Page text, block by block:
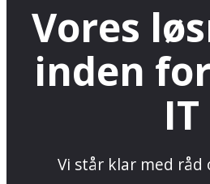
Vores
inden
IT
Vi står klar med råd